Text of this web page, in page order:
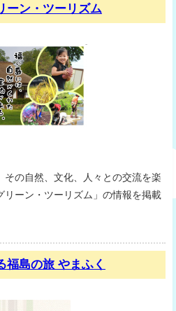
ーン・ツーリズム
の自然、文化、人々との交流を楽
リーン・ツーリズム」の情報を掲載
福島の旅 やまふく